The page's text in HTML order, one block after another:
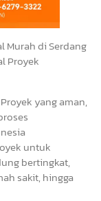
Murah di Serdang
Proyek
yang aman,
untuk
bertingkat,
sakit, hingga